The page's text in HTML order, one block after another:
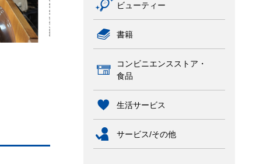
ビューティー
書籍
コンビニエンスストア・
食品
生活サービス
サービス/その他